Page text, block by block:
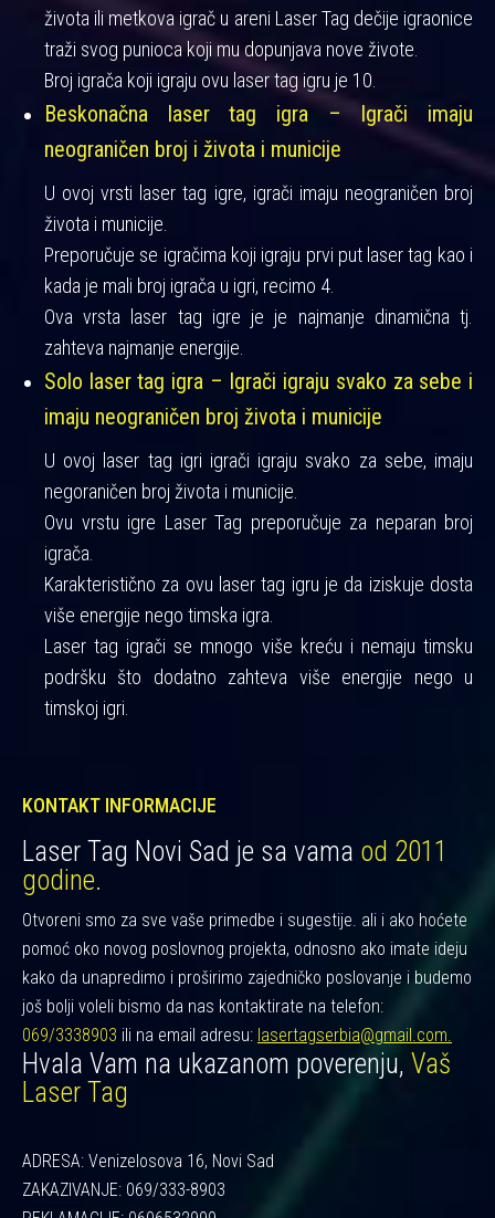
života ili metkova igrač u areni Laser Tag dečije igraonice
traži svog punioca koji mu dopunjava nove živote.
Broj igrača koji igraju ovu laser tag igru je 10.
Beskonačna laser tag igra – Igrači imaju
neograničen broj i života i municije
U ovoj vrsti laser tag igre, igrači imaju neograničen broj
života i municije.
Preporučuje se igračima koji igraju prvi put laser tag kao i
kada je mali broj igrača u igri, recimo 4.
Ova vrsta laser tag igre je je najmanje dinamična tj.
zahteva najmanje energije.
Solo laser tag igra – Igrači igraju svako za sebe i
imaju neograničen broj života i municije
U ovoj laser tag igri igrači igraju svako za sebe, imaju
negoraničen broj života i municije.
Ovu vrstu igre Laser Tag preporučuje za neparan broj
igrača.
Karakteristično za ovu laser tag igru je da iziskuje dosta
više energije nego timska igra.
Laser tag igrači se mnogo više kreću i nemaju timsku
podršku što dodatno zahteva više energije nego u
timskoj igri.
KONTAKT INFORMACIJE
Laser Tag Novi Sad je sa vama od 2011
godine.
Otvoreni smo za sve vaše primedbe i sugestije. ali i ako hoćete
pomoć oko novog poslovnog projekta, odnosno ako imate ideju
kako da unapredimo i proširimo zajedničko poslovanje i budemo
još bolji voleli bismo da nas kontaktirate na telefon:
069/3338903 ili na email adresu: lasertagserbia@gmail.com.
Hvala Vam na ukazanom poverenju, Vaš
Laser Tag
ADRESA: Venizelosova 16, Novi Sad
ZAKAZIVANJE: 069/333-8903